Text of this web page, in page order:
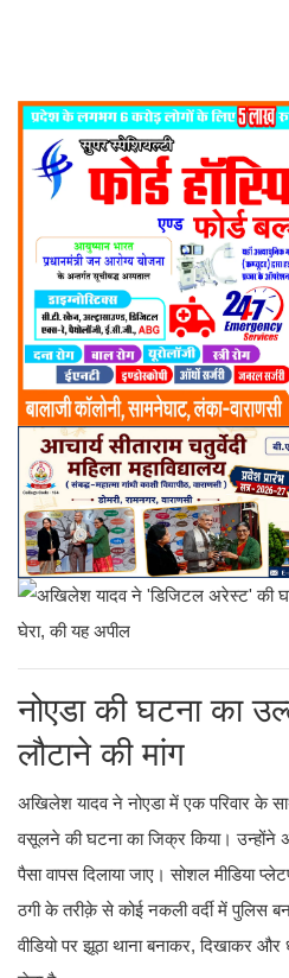
नोएडा की घटना का
लौटाने की मांग
अखिलेश यादव ने नोएडा में एक परिवार के
वसूलने की घटना का जिक्र किया। उन्होंने
पैसा वापस दिलाया जाए। सोशल मीडिया
ठगी के तरीक़े से कोई नकली वर्दी में पुलिस
वीडियो पर झूठा थाना बनाकर, दिखाकर